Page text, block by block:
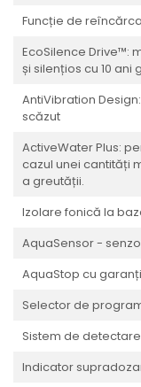
Funcție de
EcoSilence Drive™:
și silențios cu 10
AntiVibration
scăzut
ActiveWater Plus:
cazul unei cantități
a greutății.
Izolare fonică la
AquaSensor -
AquaStop cu
Selector de
Sistem de
Indicator